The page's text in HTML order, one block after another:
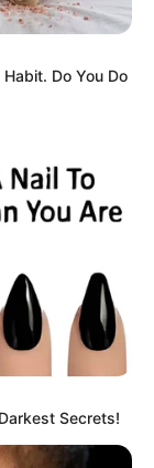
los
riesgo
se casa? Las
de novia
Do You Do
Secrets!